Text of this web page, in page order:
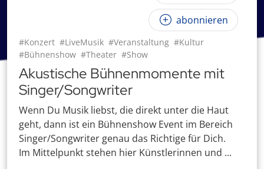
abonnieren
#Konzert #LiveMusik #Veranstaltung #Kultur
#Bühnenshow #Theater #Show
Akustische Bühnenmomente mit
Singer/Songwriter
Wenn Du Musik liebst, die direkt unter die Haut
geht, dann ist ein Bühnenshow Event im Bereich
Singer/Songwriter genau das Richtige für Dich.
Im Mittelpunkt stehen hier Künstlerinnen und ...